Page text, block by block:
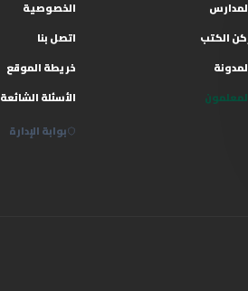
الكتب
الخصوصية
اتصل بنا
خريطة الموقع
الأسئلة الشائعة
بوابة الإدارة